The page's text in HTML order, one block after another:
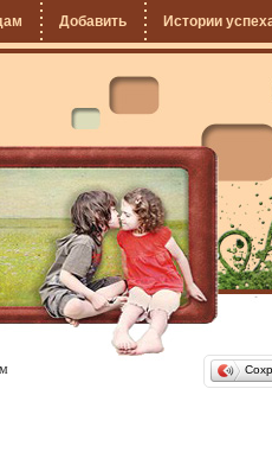
Добавить Истории